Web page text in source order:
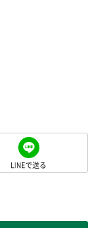
LINEで送る